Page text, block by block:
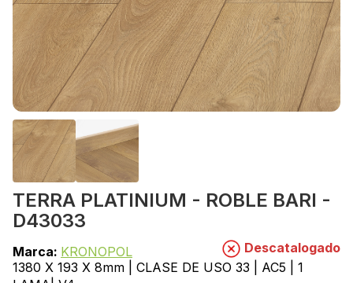
TERRA PLATINIUM - ROBLE BARI -
D43033
Marca: KRONOPOL
Descatalogado
1380 X 193 X 8mm | CLASE DE USO 33 | AC5 | 1